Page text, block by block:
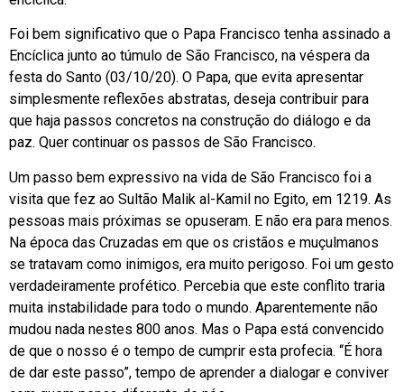
Foi bem significativo que o Papa Francisco tenha assinado a
Encíclica junto ao túmulo de São Francisco, na véspera da
festa do Santo (03/10/20). O Papa, que evita apresentar
simplesmente reflexões abstratas, deseja contribuir para
que haja passos concretos na construção do diálogo e da
paz. Quer continuar os passos de São Francisco.
Um passo bem expressivo na vida de São Francisco foi a
visita que fez ao Sultão Malik al-Kamil no Egito, em 1219. As
pessoas mais próximas se opuseram. E não era para menos.
Na época das Cruzadas em que os cristãos e muçulmanos
se tratavam como inimigos, era muito perigoso. Foi um gesto
verdadeiramente profético. Percebia que este conflito traria
muita instabilidade para todo o mundo. Aparentemente não
mudou nada nestes 800 anos. Mas o Papa está convencido
de que o nosso é o tempo de cumprir esta profecia. “É hora
de dar este passo”, tempo de aprender a dialogar e conviver